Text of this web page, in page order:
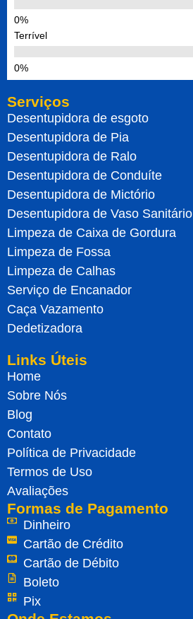
Terrível
Serviços
Desentupidora de esgoto
Desentupidora de Pia
Desentupidora de Ralo
Desentupidora de Conduíte
Desentupidora de Mictório
Desentupidora de Vaso Sanitário
Limpeza de Caixa de Gordura
Limpeza de Fossa
Limpeza de Calhas
Serviço de Encanador
Caça Vazamento
Dedetizadora
Links Úteis
Home
Sobre Nós
Blog
Contato
Política de Privacidade
Termos de Uso
Avaliações
Formas de Pagamento
Dinheiro
Cartão de Crédito
Cartão de Débito
Boleto
Pix